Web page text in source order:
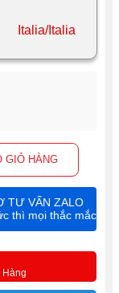
Italia/Italia
GIỎ HÀNG
Hàng
TƯ VẤN ZALO
thì mọi thắc mắc